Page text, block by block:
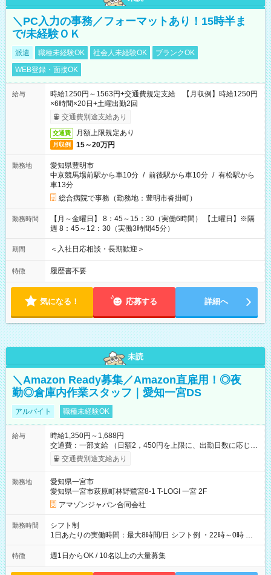
＼PC入力の事務／フォーマットあり！15時半ま
で/未経験ＯＫ
派遣 職種未経験OK 社会人未経験OK
ブランクOK
WEB登録・面接OK
給与
時給1250円～1563円+交通費規定支給 【月収例】時給1250円
×6時間×20日+土曜出勤2回
交通費別途支給あり
交通費 月額上限規定あり
月収例 15～20万円
勤務地
愛知県豊明市
中京競馬場前駅から車10分 / 前後駅から車10分 / 有松駅から
車13分
総合病院で事務（勤務地：豊明市沓掛町）
勤務時間
【月～金曜日】 8：45～15：30（実働6時間） 【土曜日】※隔
週 8：45～12：30（実働3時間45分）
期間 ＜入社日応相談・長期歓迎＞
特徴 履歴書不要
気になる！ 応募する 詳細へ
未読
＼Amazon Ready募集／Amazon直雇用！◎夜
勤◎倉庫内作業スタッフ｜愛知一宮DS
アルバイト 職種未経験OK
給与
時給1,350円～1,688円
交通費：一部支給 （日額2，450円を上限に、出勤日数に応じて
実費支給） ※22:00～翌5:00までは時給25%UP！ ■給与前払い
制度あり ※前払い額の上限あり、手数料無料（Amazon負担）
交通費別途支給あり
勤務地
愛知県一宮市
愛知県一宮市萩原町林野鷺宮8-1 T-LOGI 一宮 2F
アマゾンジャパン合同会社
勤務時間
シフト制
1日あたりの実働時間：最大8時間/日 シフト例 ・22時～0時 入
社後、就業可能シフトをご確認の上、申請してください。
特徴 週1日からOK / 10名以上の大量募集